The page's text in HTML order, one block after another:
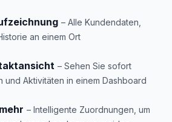
– Alle Kundendaten,
an einem Ort
– Sehen Sie sofort
und Aktivitäten in einem Dashboard
– Intelligente Zuordnungen, um